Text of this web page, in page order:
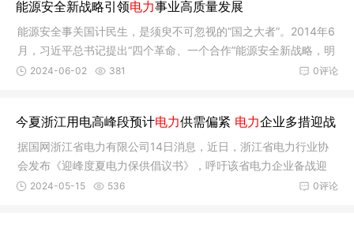
能源安全新战略引领电力事业高质量发展
能源安全事关国计民生，是须臾不可忽视的“国之大者”。2014年6
月，习近平总书记提出“四个革命、一个合作”能源安全新战略，明
0评论
2024-06-02 381
今夏浙江用电高峰段预计电力供需偏紧 电力企业多措迎战
据国网浙江省电力有限公司14日消息，近日，浙江省电力行业协
会发布《迎峰度夏电力保供倡议书》，呼吁该省电力企业备战迎
峰度夏。
0评论
2024-05-15 536